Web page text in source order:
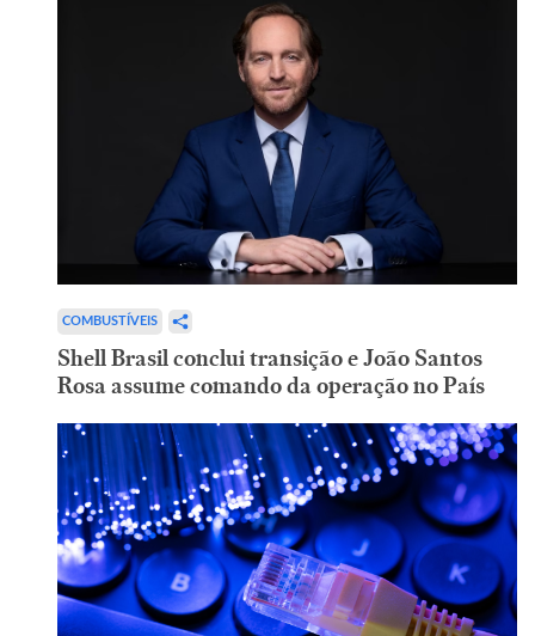
COMBUSTÍVEIS
Shell Brasil conclui transição e João Santos
Rosa assume comando da operação no País